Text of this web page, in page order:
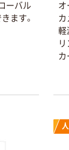
ーバル
ます。
オ
カ
軽
カ